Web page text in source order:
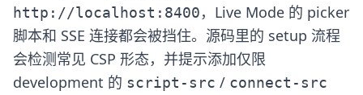
http://localhost:8400，Live Mode 的 picker
脚本和 SSE 连接都会被挡住。源码里的 setup 流程
会检测常见 CSP 形态，并提示添加仅限
development 的 script-src / connect-src